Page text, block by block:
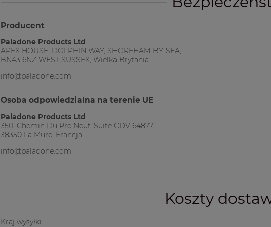
Producent
Paladone Products Ltd
APEX HOUSE, DOLPHIN WAY, SHOREHAM-BY-SEA,
BN43 6NZ WEST SUSSEX, Wielka Brytania
info@paladone.com
Osoba odpowiedzialna na terenie UE
Paladone Products Ltd
350, Chemin Du Pre Neuf, Suite CDV 64877
38350 La Mure, Francja
info@paladone.com
Koszty
Kraj wysyłki: